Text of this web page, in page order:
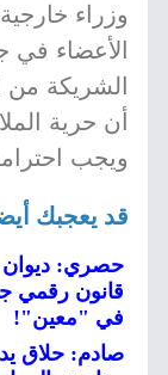
الأعضاء في
الشريكة
أن حرية
ويجب
قد يعجبك
حصري: ديوان
قانون رقمي
في "معين"!